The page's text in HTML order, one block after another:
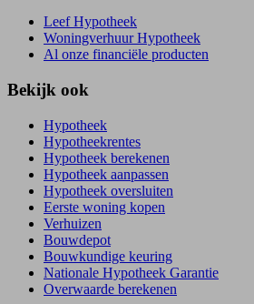
Leef Hypotheek
Woningverhuur Hypotheek
Al onze financiële producten
Bekijk ook
Hypotheek
Hypotheekrentes
Hypotheek berekenen
Hypotheek aanpassen
Hypotheek oversluiten
Eerste woning kopen
Verhuizen
Bouwdepot
Bouwkundige keuring
Nationale Hypotheek Garantie
Overwaarde berekenen